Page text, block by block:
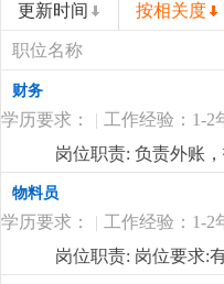
更新时间 按相关度
职位名称
财务
学历要求： | 工作经验：1-2
岗位职责: 负责外账
物料员
学历要求： | 工作经验：1-2
岗位职责: 岗位要求: